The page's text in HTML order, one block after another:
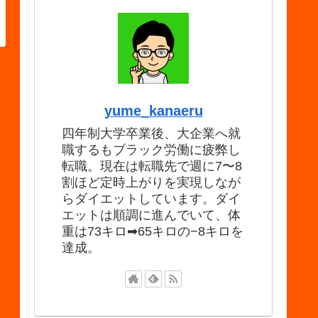
yume_kanaeru
四年制大学卒業後、大企業へ就
職するもブラック労働に疲弊し
転職。現在は転職先で週に7〜8
割ほど定時上がりを実現しなが
らダイエットしています。ダイ
エットは順調に進んでいて、体
重は73キロ➡65キロの−8キロを
達成。